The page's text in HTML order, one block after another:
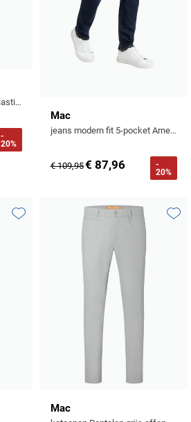
bermuda normale fit grijs elastisch
-
20%
Mac
jeans modern fit 5-pocket Arne Pipe donkerblauw
€ 109,95€ 87,96
-
20%
Toevoegen aan favorieten
Mac